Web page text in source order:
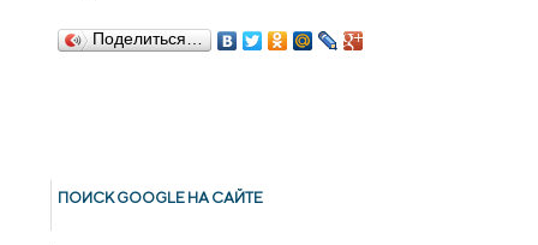
Поделиться…
ПОИСК GOОGLE НА САЙТЕ